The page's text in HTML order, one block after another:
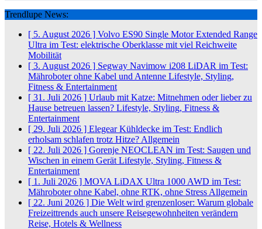
Trendlupe News:
[ 5. August 2026 ] Volvo ES90 Single Motor Extended Range
Ultra im Test: elektrische Oberklasse mit viel Reichweite
Mobilität
[ 3. August 2026 ] Segway Navimow i208 LiDAR im Test:
Mähroboter ohne Kabel und Antenne Lifestyle, Styling,
Fitness & Entertainment
[ 31. Juli 2026 ] Urlaub mit Katze: Mitnehmen oder lieber zu
Hause betreuen lassen? Lifestyle, Styling, Fitness &
Entertainment
[ 29. Juli 2026 ] Elegear Kühldecke im Test: Endlich
erholsam schlafen trotz Hitze? Allgemein
[ 22. Juli 2026 ] Gorenje NEOCLEAN im Test: Saugen und
Wischen in einem Gerät Lifestyle, Styling, Fitness &
Entertainment
[ 1. Juli 2026 ] MOVA LiDAX Ultra 1000 AWD im Test:
Mähroboter ohne Kabel, ohne RTK, ohne Stress Allgemein
[ 22. Juni 2026 ] Die Welt wird grenzenloser: Warum globale
Freizeittrends auch unsere Reisegewohnheiten verändern
Reise, Hotels & Wellness